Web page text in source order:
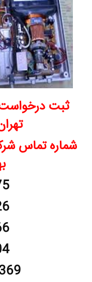
ثبت درخواست
شماره تماس